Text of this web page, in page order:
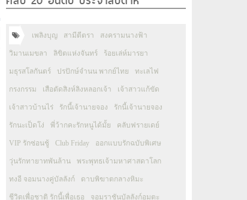
เพลิงบุญ สามีตีตรา สงครามนางฟ้า
วิมานเมขลา ลิขิตแห่งจันทร์ ร้อยเล่ห์มารยา
มธุรสโลกันตร์ ปรปักษ์จำนน พากย์ไทย ทะเลไฟ
กรงกรรม เสือตัดสิงห์ลิงหลอกเจ้า เจ้าสาวแก้ขัด
เจ้าสาวบ้านไร่ รักนี้เจ้านายจอง รักนี้เจ้านายจอง
รักนะเป็ดโง่ พี่ว้ากคะรักหนูได้มั้ย คลับฟรายเดย์
VIP รักซ่อนชู้ Club Friday ออกแบบรักฉบับพิเศษ
วุ่นรักทายาทพันล้าน พระพุทธเจ้ามหาศาสดาโลก
ทงอี จอมนางคู่บัลลังก์ ดาบพิฆาตกลางหิมะ
ชีวิตเพื่อชาติ รักนี้เพื่อเธอ จอมราชันบัลลังก์อมตะ